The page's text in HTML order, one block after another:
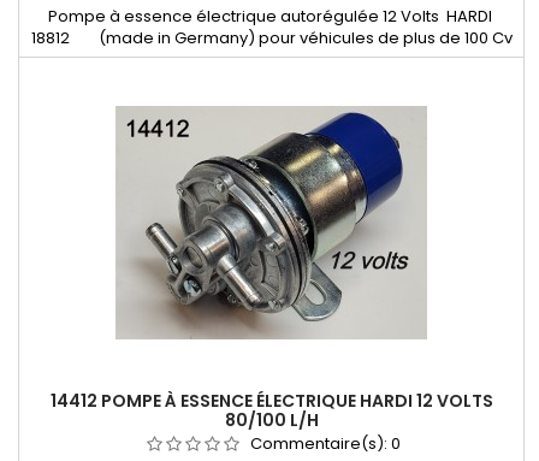
Pompe à essence électrique autorégulée 12 Volts HARDI
18812 (made in Germany) pour véhicules de plus de 100 Cv
conseillée pour voiture de plus de 2000cc
14412 POMPE À ESSENCE ÉLECTRIQUE HARDI 12 VOLTS
80/100 L/H
Commentaire(s): 0